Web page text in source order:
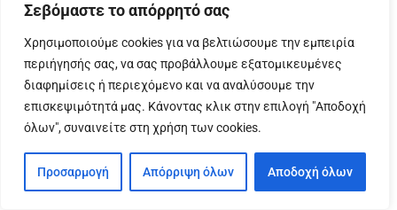
Σεβόμαστε το απόρρητό σας
Χρησιμοποιούμε cookies για να βελτιώσουμε την εμπειρία
περιήγησής σας, να σας προβάλλουμε εξατομικευμένες
διαφημίσεις ή περιεχόμενο και να αναλύσουμε την
επισκεψιμότητά μας. Κάνοντας κλικ στην επιλογή "Αποδοχή
όλων", συναινείτε στη χρήση των cookies.
Προσαρμογή Απόρριψη όλων Αποδοχή όλων
ΤΕΛΕΥΤΑΊΑ ΆΡΘΡΑ
ΠΟΛΙΤΙΣΜΌΣ
Γεωργάκος: ”Η ιστορία και ο
πολιτισμός της Πρέβεζας αποτελούν
πολύτιμη παρακαταθήκη και ευθύνη